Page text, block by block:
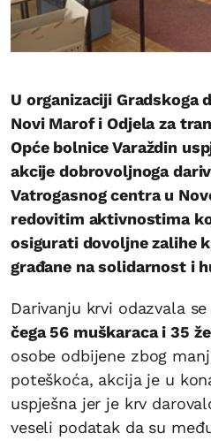
U organizaciji Gradskoga
Novi Marof i Odjela za
Opće bolnice Varaždin
akcije dobrovoljnoga
Vatrogasnog centra u
redovitim aktivnostima
osigurati dovoljne zalihe
građane na solidarnost i
Darivanju krvi odazvala
čega 56 muškaraca i 35
osobe odbijene zbog
poteškoća, akcija je u
uspješna jer je krv
veseli podatak da su